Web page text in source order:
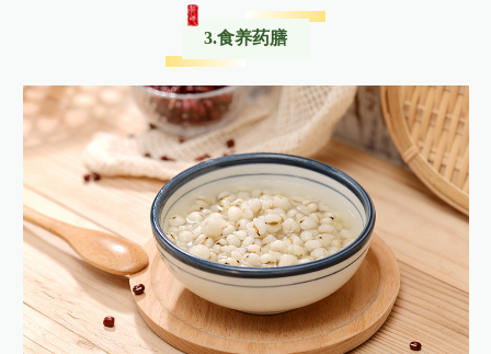
3.食养药膳